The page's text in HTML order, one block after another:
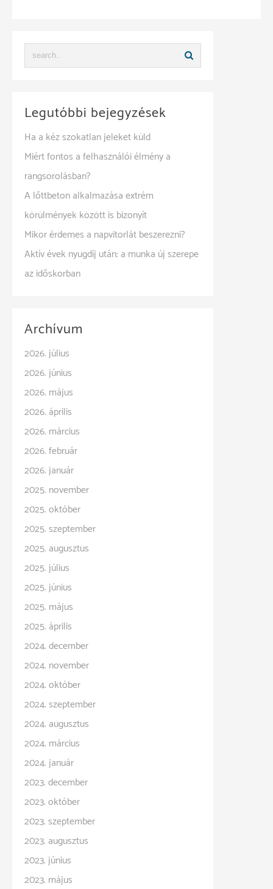
Legutóbbi bejegyzések
Ha a kéz szokatlan jeleket küld
Miért fontos a felhasználói élmény a
rangsorolásban?
A lőttbeton alkalmazása extrém
körülmények között is bizonyít
Mikor érdemes a napvitorlát beszerezni?
Aktív évek nyugdíj után: a munka új szerepe
az időskorban
Archívum
2026. július
2026. június
2026. május
2026. április
2026. március
2026. február
2026. január
2025. november
2025. október
2025. szeptember
2025. augusztus
2025. július
2025. június
2025. május
2025. április
2024. december
2024. november
2024. október
2024. szeptember
2024. augusztus
2024. március
2024. január
2023. december
2023. október
2023. szeptember
2023. augusztus
2023. június
2023. május